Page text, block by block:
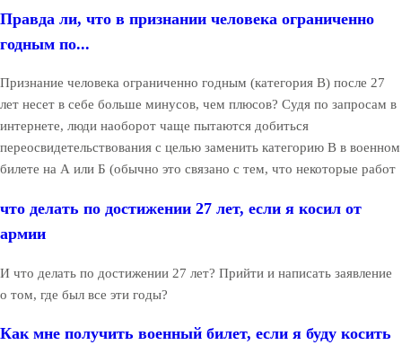
Правда ли, что в признании человека ограниченно
годным по...
Признание человека ограниченно годным (категория В) после 27
лет несет в себе больше минусов, чем плюсов? Судя по запросам в
интернете, люди наоборот чаще пытаются добиться
переосвидетельствования с целью заменить категорию В в военном
билете на А или Б (обычно это связано с тем, что некоторые работ
что делать по достижении 27 лет, если я косил от
армии
И что делать по достижении 27 лет? Прийти и написать заявление
о том, где был все эти годы?
Как мне получить военный билет, если я буду косить